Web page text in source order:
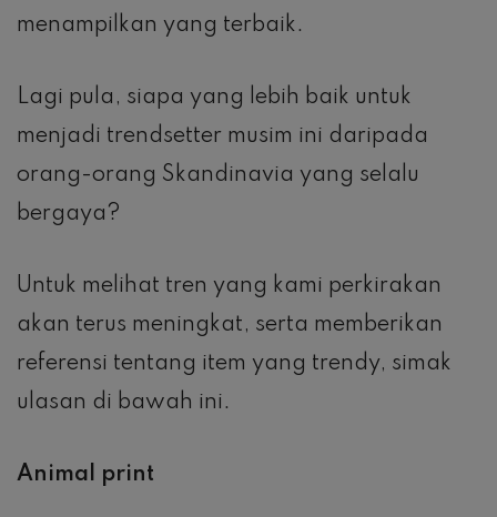
menampilkan yang terbaik.
Lagi pula, siapa yang lebih baik untuk
menjadi trendsetter musim ini daripada
orang-orang Skandinavia yang selalu
bergaya?
Untuk melihat tren yang kami perkirakan
akan terus meningkat, serta memberikan
referensi tentang item yang trendy, simak
ulasan di bawah ini.
Animal print